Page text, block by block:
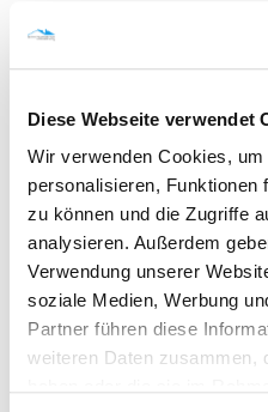
Diese Webseite verwendet
Wir verwenden Cookies,
personalisieren, Funktionen
zu können und die Zugriffe
analysieren. Außerdem
Verwendung unserer
soziale Medien, Werbung
Partner führen diese
weiteren Daten zusammen,
Arbeiten zuverlässig und
Grünflächen auch
attraktiv bleiben.
Fenster und
reinigen
Pollen, Feinstaub und
sichtbare
Glasfassaden. Besonders
Wohnanlagen oder
saubere Glasflächen
verbessern gleichzeitig
Innenräumen.